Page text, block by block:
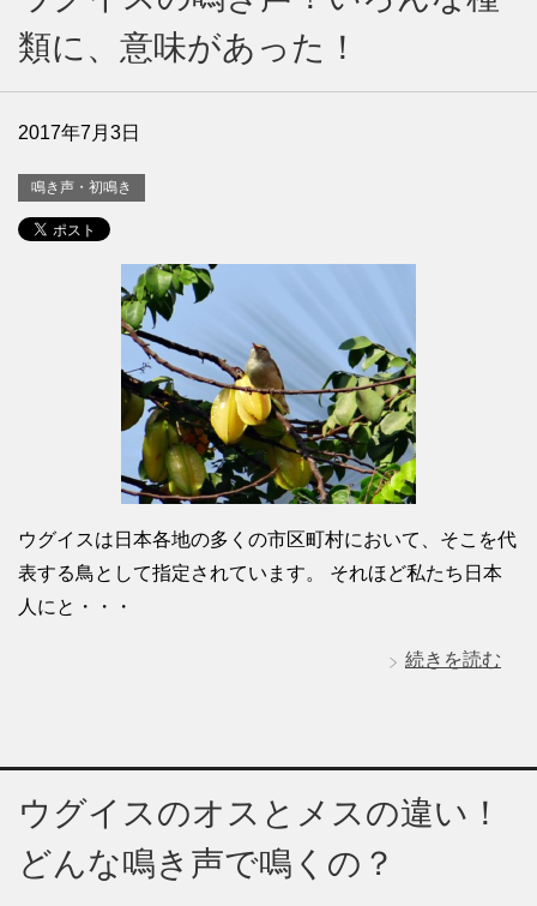
類に、意味があった！
2017年7月3日
鳴き声・初鳴き
ウグイスは日本各地の多くの市区町村において、そこを代
表する鳥として指定されています。 それほど私たち日本
人にと・・・
続きを読む
ウグイスのオスとメスの違い！
どんな鳴き声で鳴くの？